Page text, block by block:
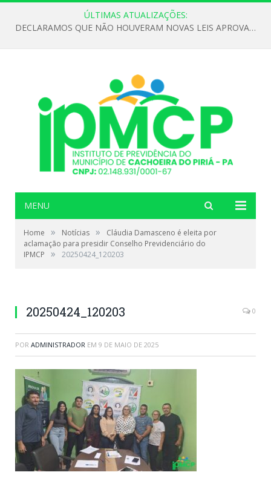
ÚLTIMAS ATUALIZAÇÕES:
DECLARAMOS QUE NÃO HOUVERAM NOVAS LEIS APROVADAS ATÉ O MOMENTO PARA O INSTITUTO DE PREVIDÊNCIA NO ANO DE 2026
MENU
Home » Notícias »
Cláudia Damasceno é eleita por
aclamação para presidir Conselho Previdenciário do
IPMCP
» 20250424_120203
20250424_120203 0
POR ADMINISTRADOR EM 9 DE MAIO DE 2025